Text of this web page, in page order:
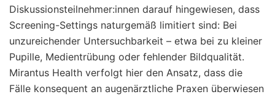
Diskussionsteilnehmer:innen darauf hingewiesen, dass
Screening-Settings naturgemäß limitiert sind: Bei
unzureichender Untersuchbarkeit – etwa bei zu kleiner
Pupille, Medientrübung oder fehlender Bildqualität.
Mirantus Health verfolgt hier den Ansatz, dass die
Fälle konsequent an augenärztliche Praxen überwiesen